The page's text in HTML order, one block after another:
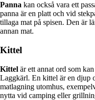
Panna kan också vara ett
panna är en platt och vid
tillaga mat på spisen. Den är
annan mat.
Kittel
Kittel är ett annat ord som
Laggkärl. En kittel är en djup
matlagning utomhus,
nytta vid camping eller